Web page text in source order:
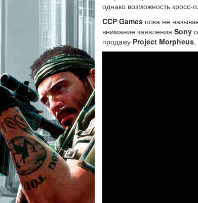
однако возможность
CCP Games пока не
внимание заявления Sony
продажу Project Morpheus